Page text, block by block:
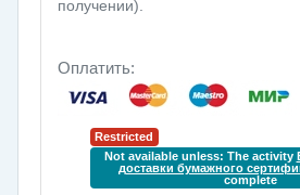
получении).
Оплатить:
Restricted
Not available unless: The activity
доставки бумажного
complete